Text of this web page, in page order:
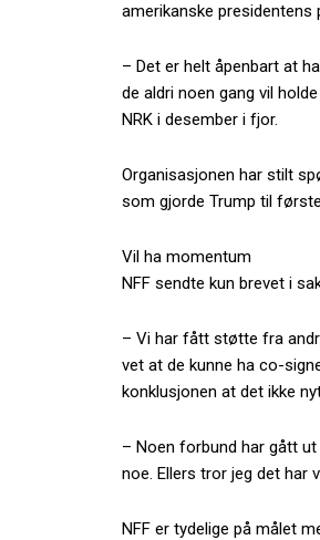
amerikanske presidentens
– Det er helt åpenbart at
de aldri noen gang vil
NRK i desember i fjor.
Organisasjonen har stilt
som gjorde Trump til
Vil ha momentum
NFF sendte kun brevet i
– Vi har fått støtte fra
vet at de kunne ha co-
konklusjonen at det ikke
– Noen forbund har gått
noe. Ellers tror jeg det har
NFF er tydelige på målet